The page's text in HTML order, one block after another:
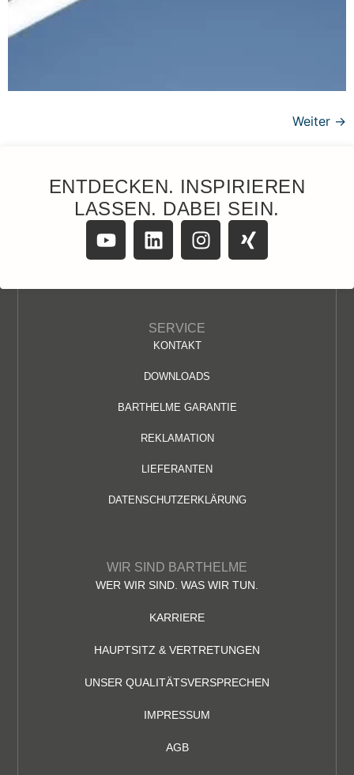
Weiter →
ENTDECKEN. INSPIRIEREN
LASSEN. DABEI SEIN.
SERVICE
KONTAKT
DOWNLOADS
BARTHELME GARANTIE
REKLAMATION
LIEFERANTEN
DATENSCHUTZERKLÄRUNG
WIR SIND BARTHELME
WER WIR SIND. WAS WIR TUN.
KARRIERE
HAUPTSITZ & VERTRETUNGEN
UNSER QUALITÄTSVERSPRECHEN
IMPRESSUM
AGB